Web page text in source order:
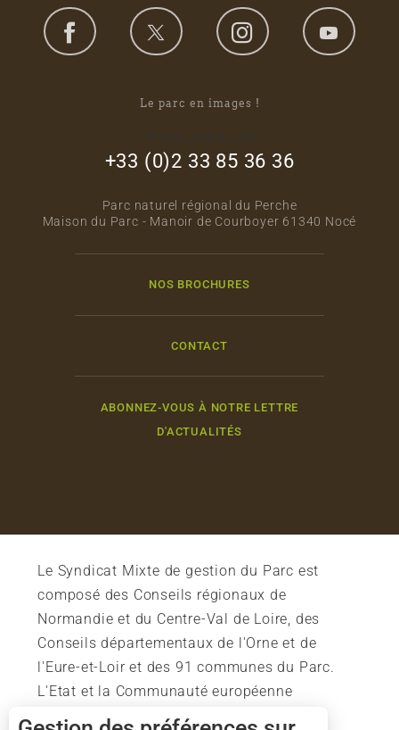
Le parc en images !
+33 (0)2 33 85 36 36
Parc naturel régional du Perche
Maison du Parc - Manoir de Courboyer 61340 Nocé
NOS BROCHURES
CONTACT
ABONNEZ-VOUS À NOTRE LETTRE
D'ACTUALITÉS
Le Syndicat Mixte de gestion du Parc est
composé des Conseils régionaux de
Normandie et du Centre-Val de Loire, des
Conseils départementaux de l'Orne et de
l'Eure-et-Loir et des 91 communes du Parc.
L'Etat et la Communauté européenne
soutiennent également l'action du Parc.